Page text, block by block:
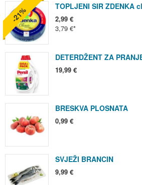
TOPLJENI SIR ZDENKA
2,99 €
3,79 €
-21%
DETERDŽENT ZA
19,99 €
BRESKVA PLOSNATA
0,99 €
SVJEŽI BRANCIN
9,99 €